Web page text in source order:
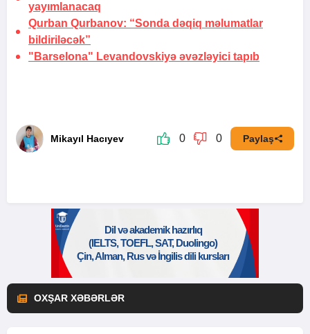
yayımlanacaq
Qurban Qurbanov: “Sonda dəqiq məlumatlar
bildiriləcək”
"Barselona" Levandovskiyə əvəzləyici tapıb
Mikayıl Hacıyev 0 0 Paylaş
OXŞAR XƏBƏRLƏR